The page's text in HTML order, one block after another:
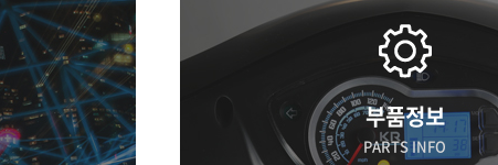
부품정보
PARTS INFO